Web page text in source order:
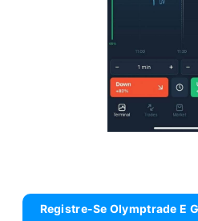
Registre-Se Olymptrade E